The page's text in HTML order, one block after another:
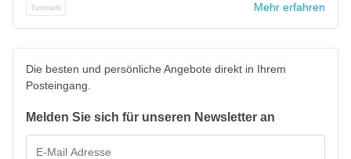
Tutorials Mehr erfahren
Die besten und persönliche Angebote direkt in Ihrem
Posteingang.
Melden Sie sich für unseren Newsletter an